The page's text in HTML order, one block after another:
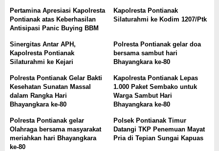
Pertamina Apresiasi Kapolresta
Pontianak atas Keberhasilan
Antisipasi Panic Buying BBM
Kapolresta Pontianak
Silaturahmi ke Kodim 1207/Ptk
Sinergitas Antar APH,
Kapolresta Pontianak
Silaturahmi ke Kejari
Polresta Pontianak gelar doa
bersama sambut hari
Bhayangkara ke-80
Polresta Pontianak Gelar Bakti
Kesehatan Sunatan Massal
dalam Rangka Hari
Bhayangkara ke-80
Kapolresta Pontianak Lepas
1.000 Paket Sembako untuk
Warga Sambut Hari
Bhayangkara ke-80
Polresta Pontianak gelar
Olahraga bersama masyarakat
meriahkan hari Bhayangkara
ke-80
Polsek Pontianak Timur
Datangi TKP Penemuan Mayat
Pria di Tepian Sungai Kapuas